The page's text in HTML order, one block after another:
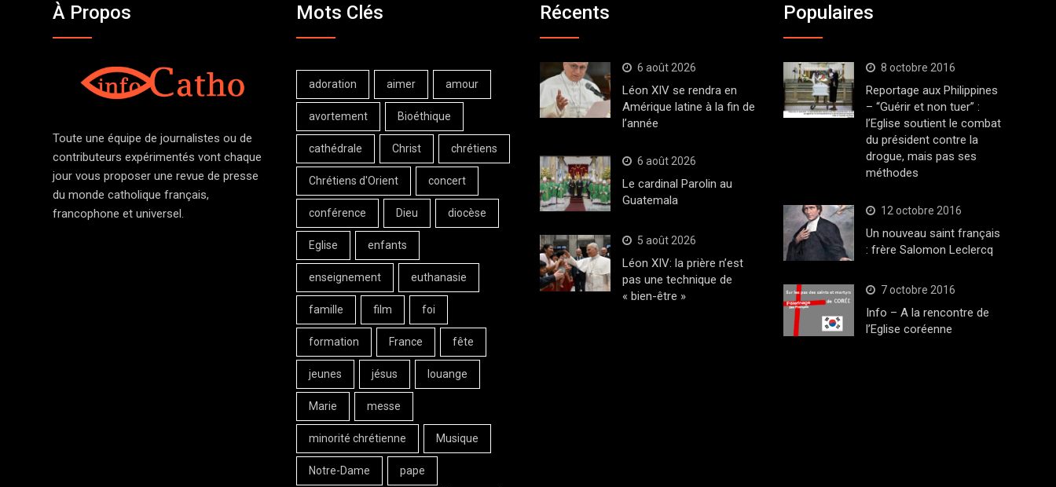
À Propos
Toute une équipe de journalistes ou de
contributeurs expérimentés vont chaque
jour vous proposer une revue de presse
du monde catholique français,
francophone et universel.
Mots Clés
adoration aimer amour
avortement Bioéthique
cathédrale Christ chrétiens
Chrétiens d'Orient concert
conférence Dieu diocèse
Eglise enfants
enseignement euthanasie
famille film foi
formation France fête
jeunes jésus louange
Marie messe
minorité chrétienne Musique
Notre-Dame pape
Récents
6 août 2026
Léon XIV se rendra en
Amérique latine à la fin de
l’année
6 août 2026
Le cardinal Parolin au
Guatemala
5 août 2026
Léon XIV: la prière n’est
pas une technique de
« bien-être »
Populaires
8 octobre 2016
Reportage aux Philippines
– “Guérir et non tuer” :
l’Eglise soutient le combat
du président contre la
drogue, mais pas ses
méthodes
12 octobre 2016
Un nouveau saint français
: frère Salomon Leclercq
7 octobre 2016
Info – A la rencontre de
l’Eglise coréenne